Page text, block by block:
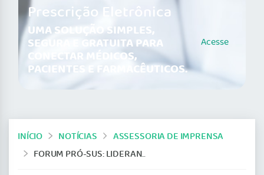
Prescrição Eletrônica
UMA SOLUÇÃO SIMPLES,
SEGURA E GRATUITA PARA
CONECTAR MÉDICOS,
PACIENTES E FARMACÊUTICOS.
Acesse
INÍCIO NOTÍCIAS
ASSESSORIA DE IMPRENSA
FORUM PRÓ-SUS: LIDERANÇAS DO SUL E SUDESTE DEBATEM OS PROBLEMAS DA REDE PÚBLICA DE SAÚDE NO BRASIL